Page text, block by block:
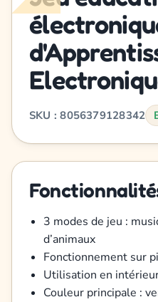
SKU : 8056379128342
3 modes de jeu :
d’animaux
Fonctionnement sur
Utilisation en
Couleur principale :